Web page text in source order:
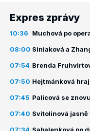
Expres zprávy
10:36 Muchová po
08:00 Siniaková a
07:54 Brenda
07:50 Hejtmánková
07:45 Palicová se
07:40 Svitolinová jasně